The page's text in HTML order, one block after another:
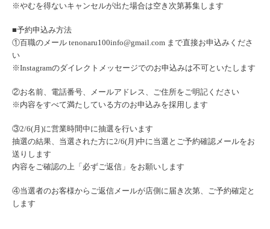
※やむを得ないキャンセルが出た場合は空き次第募集します
■予約申込み方法
①百職のメール tenonaru100info@gmail.com まで直接お申込みくださ
い
※Instagramのダイレクトメッセージでのお申込みは不可といたします
②お名前、電話番号、メールアドレス、ご住所をご明記ください
※内容をすべて満たしている方のお申込みを採用します
③2/6(月)に営業時間中に抽選を行います
抽選の結果、当選された方に2/6(月)中に当選とご予約確認メ ールをお
送りします
内容をご確認の上「必ずご返信」をお願いします
④当選者のお客様からご返信メールが店側に届き次第、 ご予約確定と
します